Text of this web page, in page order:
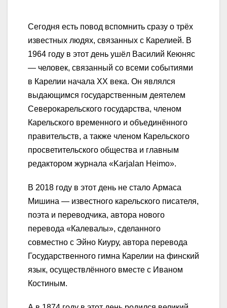
Сегодня есть повод вспомнить сразу о трёх
известных людях, связанных с Карелией. В
1964 году в этот день ушёл Василий Кеюняс
— человек, связанный со всеми событиями
в Карелии начала XX века. Он являлся
выдающимся государственным деятелем
Северокарельского государства, членом
Карельского временного и объединённого
правительств, а также членом Карельского
просветительского общества и главным
редактором журнала «Karjalan Heimo».
В 2018 году в этот день не стало Армаса
Мишина — известного карельского писателя,
поэта и переводчика, автора нового
перевода «Калевалы», сделанного
совместно с Эйно Киуру, автора перевода
Государственного гимна Карелии на финский
язык, осуществлённого вместе с Иваном
Костиным.